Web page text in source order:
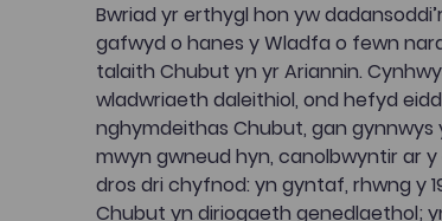
Bwriad yr erthygl hon yw
gafwyd o hanes y Wladfa o fewn
talaith Chubut yn yr Ariannin.
wladwriaeth daleithiol, ond hefyd
nghymdeithas Chubut, gan gynnwys
mwyn gwneud hyn, canolbwyntir ar
dros dri chyfnod: yn gyntaf, rhwng y
Chubut yn diriogaeth genedlaethol;